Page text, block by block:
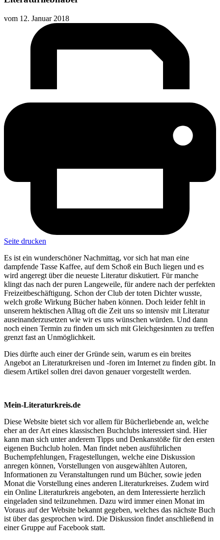
vom 12. Januar 2018
Seite drucken
Es ist ein wunderschöner Nachmittag, vor sich hat man eine
dampfende Tasse Kaffee, auf dem Schoß ein Buch liegen und es
wird angeregt über die neueste Literatur diskutiert. Für manche
klingt das nach der puren Langeweile, für andere nach der perfekten
Freizeitbeschäftigung. Schon der Club der toten Dichter wusste,
welch große Wirkung Bücher haben können. Doch leider fehlt in
unserem hektischen Alltag oft die Zeit uns so intensiv mit Literatur
auseinanderzusetzen wie wir es uns wünschen würden. Und dann
noch einen Termin zu finden um sich mit Gleichgesinnten zu treffen
grenzt fast an Unmöglichkeit.
Dies dürfte auch einer der Gründe sein, warum es ein breites
Angebot an Literaturkreisen und -foren im Internet zu finden gibt. In
diesem Artikel sollen drei davon genauer vorgestellt werden.
Mein-Literaturkreis.de
Diese Website bietet sich vor allem für Bücherliebende an, welche
eher an der Art eines klassischen Buchclubs interessiert sind. Hier
kann man sich unter anderem Tipps und Denkanstöße für den ersten
eigenen Buchclub holen. Man findet neben ausführlichen
Buchempfehlungen, Fragestellungen, welche eine Diskussion
anregen können, Vorstellungen von ausgewählten Autoren,
Informationen zu Veranstaltungen rund um Bücher, sowie jeden
Monat die Vorstellung eines anderen Literaturkreises. Zudem wird
ein Online Literaturkreis angeboten, an dem Interessierte herzlich
eingeladen sind teilzunehmen. Dazu wird immer einen Monat im
Voraus auf der Website bekannt gegeben, welches das nächste Buch
ist über das gesprochen wird. Die Diskussion findet anschließend in
einer Gruppe auf Facebook statt.